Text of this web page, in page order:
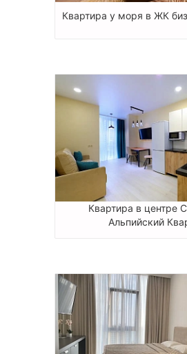
Квартира у моря в ЖК
Квартира в центре
Альпийский